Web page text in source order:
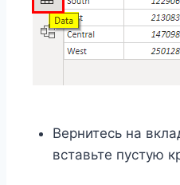
Вернитесь на
вставьте пустую